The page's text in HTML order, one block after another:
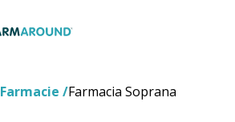
Farmacie Farmacia Soprana